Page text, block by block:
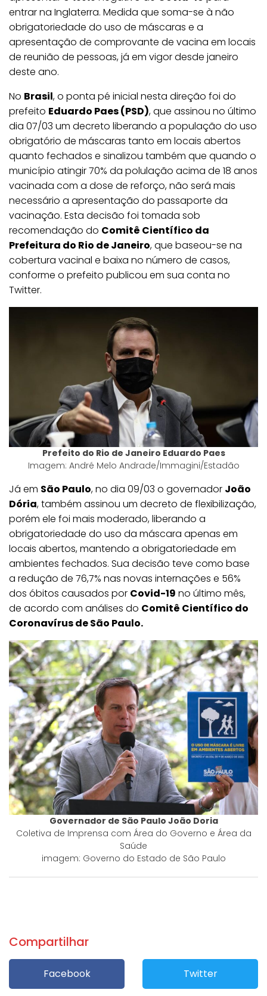
entrar na Inglaterra. Medida que soma-se à não
obrigatoriedade do uso de máscaras e a
apresentação de comprovante de vacina em locais
de reunião de pessoas, já em vigor desde janeiro
deste ano.
No Brasil, o ponta pé inicial nesta direção foi do
prefeito Eduardo Paes (PSD), que assinou no último
dia 07/03 um decreto liberando a população do uso
obrigatório de máscaras tanto em locais abertos
quanto fechados e sinalizou também que quando o
município atingir 70% da polulação acima de 18 anos
vacinada com a dose de reforço, não será mais
necessário a apresentação do passaporte da
vacinação. Esta decisão foi tomada sob
recomendação do Comitê Científico da
Prefeitura do Rio de Janeiro, que baseou-se na
cobertura vacinal e baixa no número de casos,
conforme o prefeito publicou em sua conta no
Twitter.
Prefeito do Rio de Janeiro Eduardo Paes
Imagem: André Melo Andrade/Immagini/Estadão
Já em São Paulo, no dia 09/03 o governador João
Dória, também assinou um decreto de flexibilização,
porém ele foi mais moderado, liberando a
obrigatoriedade do uso da máscara apenas em
locais abertos, mantendo a obrigatoriedade em
ambientes fechados. Sua decisão teve como base
a redução de 76,7% nas novas internações e 56%
dos óbitos causados por Covid-19 no último mês,
de acordo com análises do Comitê Científico do
Coronavírus de São Paulo.
Governador de São Paulo João Doria
Coletiva de Imprensa com Área do Governo e Área da
Saúde
imagem: Governo do Estado de São Paulo
Compartilhar
Facebook Twitter